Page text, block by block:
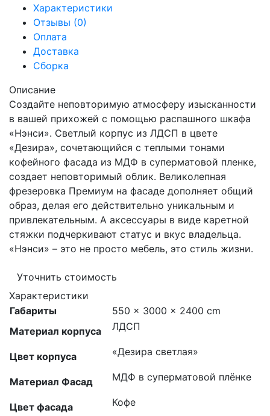
Характеристики
Отзывы (0)
Оплата
Доставка
Сборка
Описание
Создайте неповторимую атмосферу изысканности
в вашей прихожей с помощью распашного шкафа
«Нэнси». Светлый корпус из ЛДСП в цвете
«Дезира», сочетающийся с теплыми тонами
кофейного фасада из МДФ в суперматовой пленке,
создает неповторимый облик. Великолепная
фрезеровка Премиум на фасаде дополняет общий
образ, делая его действительно уникальным и
привлекательным. А аксессуары в виде каретной
стяжки подчеркивают статус и вкус владельца.
«Нэнси» – это не просто мебель, это стиль жизни.
Уточнить стоимость
Характеристики
Габариты
550 × 3000 × 2400 cm
Материал корпуса
ЛДСП
Цвет корпуса «Дезира светлая»
Материал Фасад МДФ в суперматовой плёнке
Цвет фасада Кофе